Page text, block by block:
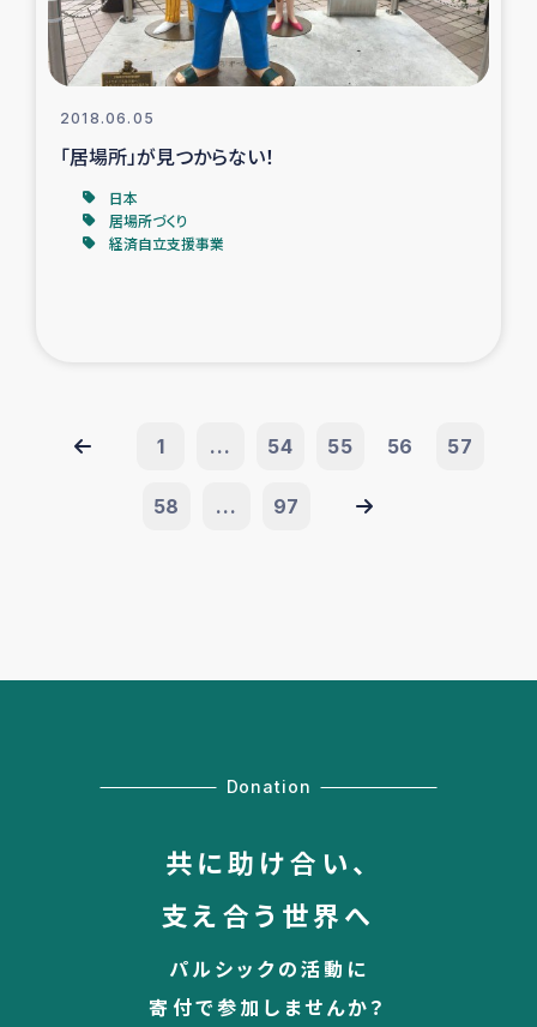
2018.06.05
「居場所」が見つからない！
日本
居場所づくり
経済自立支援事業
1 ... 54 55 56 57
58 ... 97
Donation
共に助け合い、
支え合う世界へ
パルシックの活動に
寄付で参加しませんか？